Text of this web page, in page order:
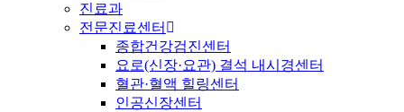
진료과
전문진료센터
종합건강검진센터
요로(신장·요관) 결석 내시경센터
혈관·혈액 힐링센터
인공신장센터